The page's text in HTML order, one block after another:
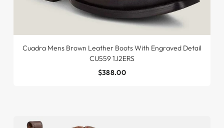
Cuadra Mens Brown Leather Boots With Engraved Detail
CU559 1J2ERS
$388.00